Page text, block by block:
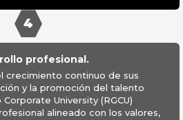
4
profesional.
crecimiento continuo de sus
y la promoción del talento
University (RGCU)
alineado con los valores,